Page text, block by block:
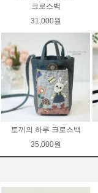
크로스백
31,000원
토끼의 하루 크로스백
35,000원